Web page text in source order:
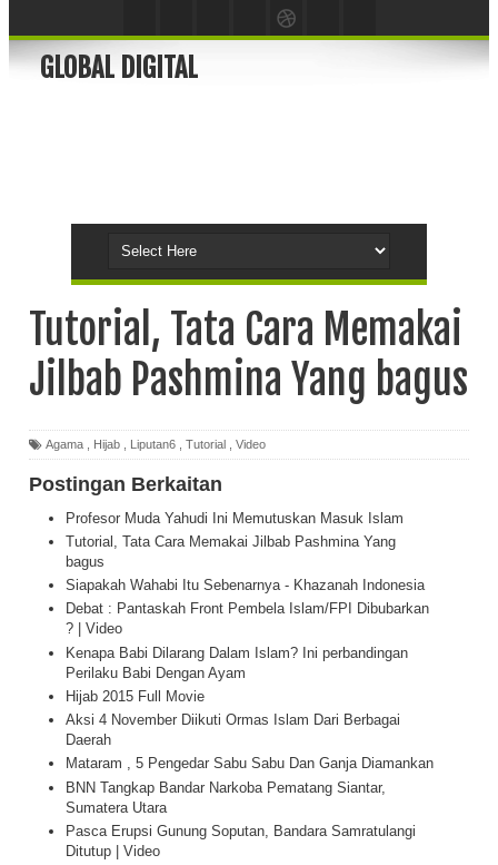
GLOBAL DIGITAL
Tutorial, Tata Cara Memakai
Jilbab Pashmina Yang bagus
Agama Hijab Liputan6 Tutorial Video
Postingan Berkaitan
Profesor Muda Yahudi Ini Memutuskan Masuk Islam
Tutorial, Tata Cara Memakai Jilbab Pashmina Yang
bagus
Siapakah Wahabi Itu Sebenarnya - Khazanah Indonesia
Debat : Pantaskah Front Pembela Islam/FPI Dibubarkan
? | Video
Kenapa Babi Dilarang Dalam Islam? Ini perbandingan
Perilaku Babi Dengan Ayam
Hijab 2015 Full Movie
Aksi 4 November Diikuti Ormas Islam Dari Berbagai
Daerah
Mataram , 5 Pengedar Sabu Sabu Dan Ganja Diamankan
BNN Tangkap Bandar Narkoba Pematang Siantar,
Sumatera Utara
Pasca Erupsi Gunung Soputan, Bandara Samratulangi
Ditutup | Video